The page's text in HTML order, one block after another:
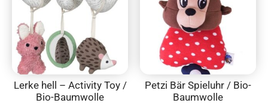
Lerke hell – Activity Toy /
Bio-Baumwolle
Petzi Bär Spieluhr / Bio-
Baumwolle